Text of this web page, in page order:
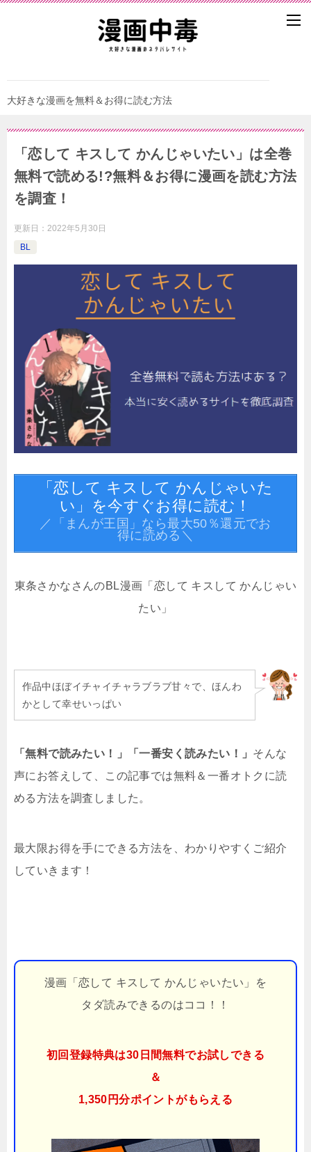
大好きな漫画を無料＆お得に読む方法
「恋して キスして かんじゃいたい」は全巻
無料で読める!?無料＆お得に漫画を読む⽅法
を調査！
更新日： 2022年5月30日
BL
「恋して キスして かんじゃいた
い」を今すぐお得に読む！
／「まんが王国」なら最大50％還元でお
得に読める＼
東条さかなさんのBL漫画「恋して キスして かんじゃい
たい」
作品中ほぼイチャイチャラブラブ甘々で、ほんわ
かとして幸せいっぱい
「無料で読みたい！」「一番安く読みたい！」 そんな
声にお答えして、この記事では無料＆一番オトクに読
める方法を調査しました。
最大限お得を手にできる方法を、わかりやすくご紹介
していきます！
漫画「恋して キスして かんじゃいたい」を
タダ読みできるのはココ！！
初回登録特典は30日間無料でお試しできる
＆
1,350円分ポイントがもらえる